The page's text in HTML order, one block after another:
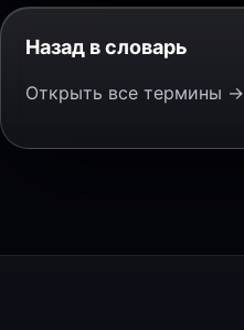
Назад в словарь
Открыть все термины →